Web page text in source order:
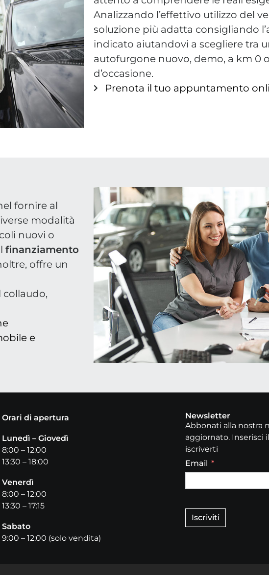
Analizzando l’effettivo utilizzo del
soluzione più adatta consigliando
indicato aiutandovi a scegliere tra
autofurgone nuovo, demo, a km 0
d’occasione.
Prenota il tuo appuntamento
fornire al
modalità
nuovi o
finanziamento
offre un
collaudo,
e
Orari di apertura
Lunedì – Giovedì
8:00 – 12:00
13:30 – 18:00
Venerdì
8:00 – 12:00
13:30 – 17:15
Sabato
9:00 – 12:00 (solo vendita)
Newsletter
Abbonati alla nostra
aggiornato. Inserisci
iscriverti
Email
Iscriviti